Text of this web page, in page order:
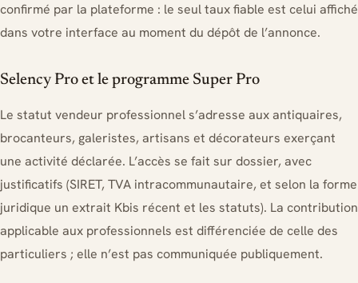
confirmé par la plateforme : le seul taux fiable est celui affiché
dans votre interface au moment du dépôt de l’annonce.
Selency Pro et le programme Super Pro
Le statut vendeur professionnel s’adresse aux antiquaires,
brocanteurs, galeristes, artisans et décorateurs exerçant
une activité déclarée. L’accès se fait sur dossier, avec
justificatifs (SIRET, TVA intracommunautaire, et selon la forme
juridique un extrait Kbis récent et les statuts). La contribution
applicable aux professionnels est différenciée de celle des
particuliers ; elle n’est pas communiquée publiquement.